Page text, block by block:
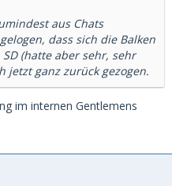
aus Chats
dass sich die Balken
(hatte aber sehr, sehr
jetzt ganz zurück gezogen.
im internen Gentlemens